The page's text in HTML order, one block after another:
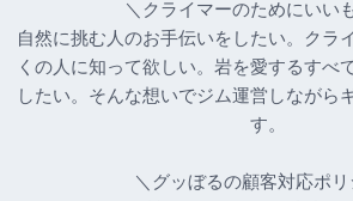
＼クライマーのためにいい
自然に挑む人のお手伝いをしたい。クラ
くの人に知って欲しい。岩を愛するすべ
したい。そんな想いでジム運営しながら
す。
＼グッぼるの顧客対応ポリ